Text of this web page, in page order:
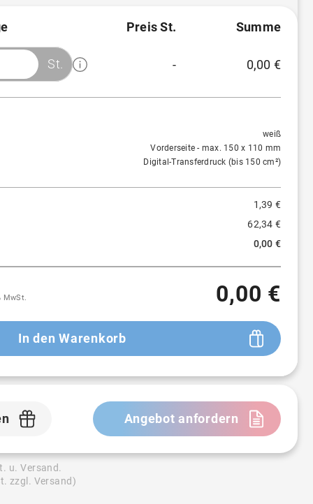
Preis St. Summe
St. - 0,00 €
weiß
Vorderseite - max. 150 x 110 mm
Digital-Transferdruck (bis 150 cm²)
1,39 €
62,34 €
0,00 €
MwSt. 0,00 €
In den Warenkorb
Angebot anfordern
u. Versand.
zzgl. Versand)